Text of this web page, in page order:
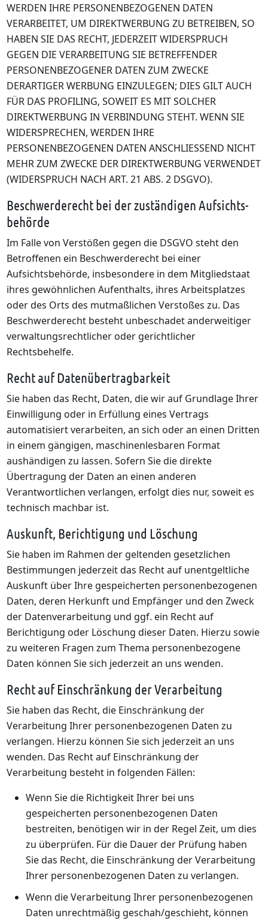
WERDEN IHRE PERSONENBEZOGENEN DATEN
VERARBEITET, UM DIREKTWERBUNG ZU BETREIBEN, SO
HABEN SIE DAS RECHT, JEDERZEIT WIDERSPRUCH
GEGEN DIE VERARBEITUNG SIE BETREFFENDER
PERSONENBEZOGENER DATEN ZUM ZWECKE
DERARTIGER WERBUNG EINZULEGEN; DIES GILT AUCH
FÜR DAS PROFILING, SOWEIT ES MIT SOLCHER
DIREKTWERBUNG IN VERBINDUNG STEHT. WENN SIE
WIDERSPRECHEN, WERDEN IHRE
PERSONENBEZOGENEN DATEN ANSCHLIESSEND NICHT
MEHR ZUM ZWECKE DER DIREKTWERBUNG VERWENDET
(WIDERSPRUCH NACH ART. 21 ABS. 2 DSGVO).
Beschwerde­recht bei der zuständigen Aufsichts­
behörde
Im Falle von Verstößen gegen die DSGVO steht den
Betroffenen ein Beschwerderecht bei einer
Aufsichtsbehörde, insbesondere in dem Mitgliedstaat
ihres gewöhnlichen Aufenthalts, ihres Arbeitsplatzes
oder des Orts des mutmaßlichen Verstoßes zu. Das
Beschwerderecht besteht unbeschadet anderweitiger
verwaltungsrechtlicher oder gerichtlicher
Rechtsbehelfe.
Recht auf Daten­übertrag­barkeit
Sie haben das Recht, Daten, die wir auf Grundlage Ihrer
Einwilligung oder in Erfüllung eines Vertrags
automatisiert verarbeiten, an sich oder an einen Dritten
in einem gängigen, maschinenlesbaren Format
aushändigen zu lassen. Sofern Sie die direkte
Übertragung der Daten an einen anderen
Verantwortlichen verlangen, erfolgt dies nur, soweit es
technisch machbar ist.
Auskunft, Berichtigung und Löschung
Sie haben im Rahmen der geltenden gesetzlichen
Bestimmungen jederzeit das Recht auf unentgeltliche
Auskunft über Ihre gespeicherten personenbezogenen
Daten, deren Herkunft und Empfänger und den Zweck
der Datenverarbeitung und ggf. ein Recht auf
Berichtigung oder Löschung dieser Daten. Hierzu sowie
zu weiteren Fragen zum Thema personenbezogene
Daten können Sie sich jederzeit an uns wenden.
Recht auf Einschränkung der Verarbeitung
Sie haben das Recht, die Einschränkung der
Verarbeitung Ihrer personenbezogenen Daten zu
verlangen. Hierzu können Sie sich jederzeit an uns
wenden. Das Recht auf Einschränkung der
Verarbeitung besteht in folgenden Fällen:
Wenn Sie die Richtigkeit Ihrer bei uns
gespeicherten personenbezogenen Daten
bestreiten, benötigen wir in der Regel Zeit, um dies
zu überprüfen. Für die Dauer der Prüfung haben
Sie das Recht, die Einschränkung der Verarbeitung
Ihrer personenbezogenen Daten zu verlangen.
Wenn die Verarbeitung Ihrer personenbezogenen
Daten unrechtmäßig geschah/geschieht, können